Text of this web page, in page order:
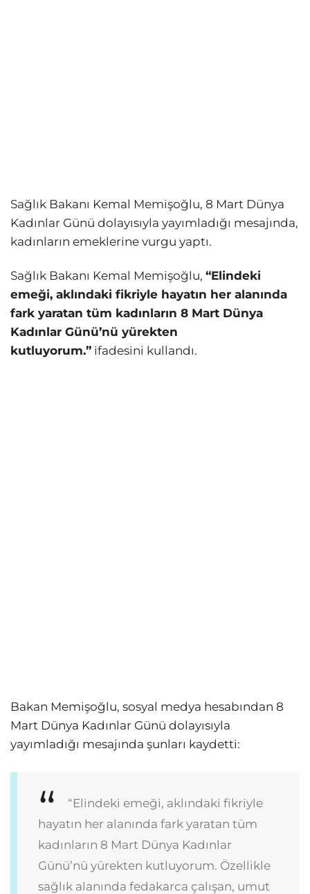
Sağlık Bakanı Kemal Memişoğlu, 8 Mart Dünya
Kadınlar Günü dolayısıyla yayımladığı mesajında,
kadınların emeklerine vurgu yaptı.
Sağlık Bakanı Kemal Memişoğlu, “Elindeki
emeği, aklındaki fikriyle hayatın her alanında
fark yaratan tüm kadınların 8 Mart Dünya
Kadınlar Günü’nü yürekten
kutluyorum.” ifadesini kullandı.
Bakan Memişoğlu, sosyal medya hesabından 8
Mart Dünya Kadınlar Günü dolayısıyla
yayımladığı mesajında şunları kaydetti:
“Elindeki emeği, aklındaki fikriyle
hayatın her alanında fark yaratan tüm
kadınların 8 Mart Dünya Kadınlar
Günü’nü yürekten kutluyorum. Özellikle
sağlık alanında fedakarca çalışan, umut